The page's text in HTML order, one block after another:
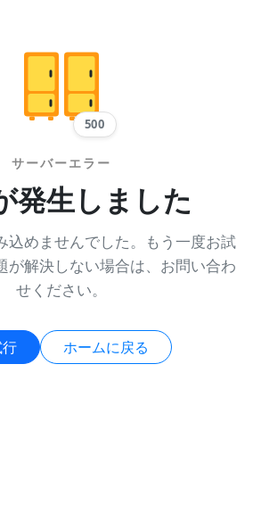
500
サーバーエラー
発生しました
込めませんでした。もう一度お試
が解決しない場合は、お問い合わ
せください。
ホームに戻る